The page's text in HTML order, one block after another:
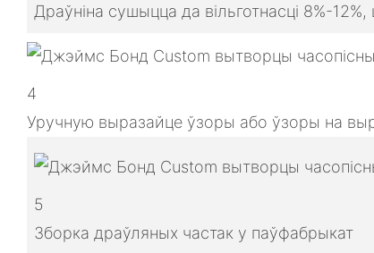
Драўніна сушыцца да вільготнасці 8%-
4
Уручную выразайце ўзоры або ўзоры на
5
Зборка драўляных частак у паўфабрыкат